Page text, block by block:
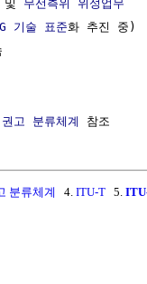
및
무선측위
위성업무
기술 표준화 추진 중)
고 분류체계
분류체계 4. ITU-T 5.